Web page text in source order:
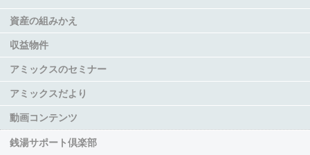
資産の組みかえ
収益物件
アミックスのセミナー
アミックスだより
動画コンテンツ
銭湯サポート倶楽部